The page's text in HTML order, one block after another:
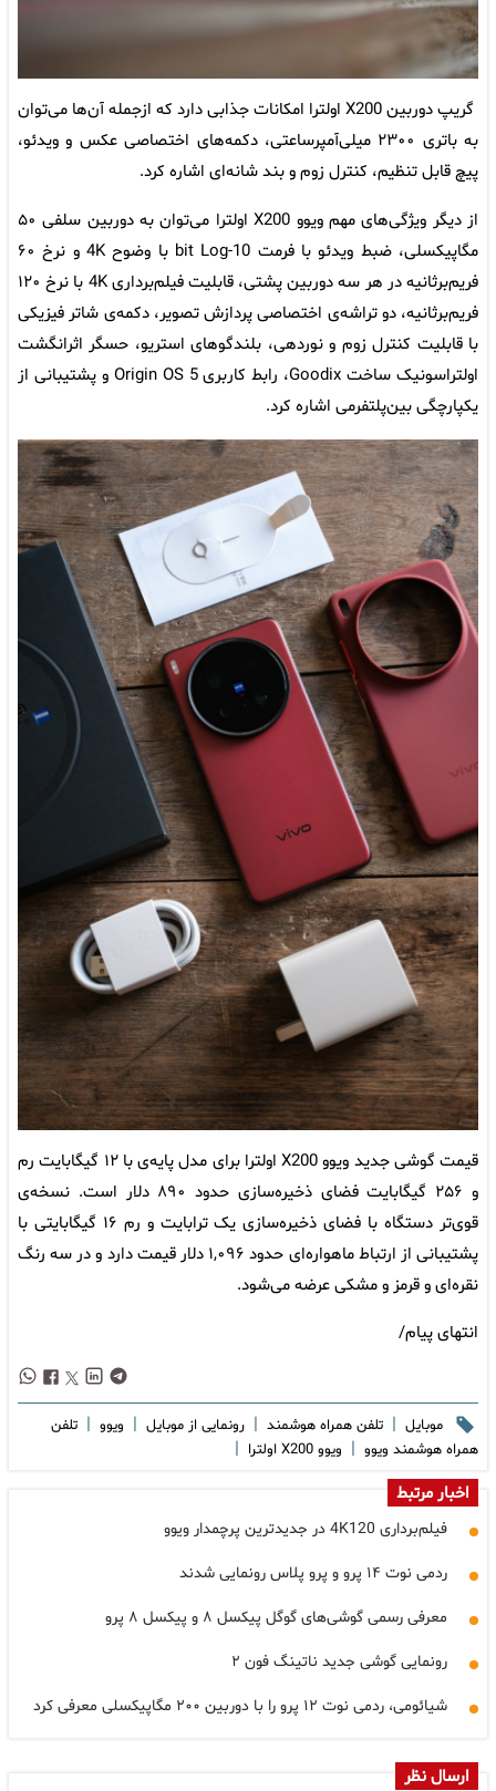
گریپ دوربین X200 اولترا امکانات جذابی دارد که ازجمله آن‌ها می‌توان
به باتری ۲۳۰۰ میلی‌آمپرساعتی، دکمه‌های اختصاصی عکس و ویدئو،
پیچ قابل تنظیم، کنترل زوم و بند شانه‌ای اشاره کرد.
از دیگر ویژگی‌های مهم ویوو X200 اولترا می‌توان به دوربین سلفی ۵۰
مگاپیکسلی، ضبط ویدئو با فرمت 10-bit Log با وضوح 4K و نرخ ۶۰
فریم‌برثانیه در هر سه دوربین پشتی، قابلیت فیلم‌برداری 4K با نرخ ۱۲۰
فریم‌برثانیه، دو تراشه‌ی اختصاصی پردازش تصویر، دکمه‌ی شاتر فیزیکی
با قابلیت کنترل زوم و نوردهی، بلندگوهای استریو، حسگر اثرانگشت
اولتراسونیک ساخت Goodix، رابط کاربری Origin OS 5 و پشتیبانی از
یکپارچگی بین‌پلتفرمی اشاره کرد.
قیمت گوشی جدید ویوو X200 اولترا برای مدل پایه‌ی با ۱۲ گیگابایت رم
و ۲۵۶ گیگابایت فضای ذخیره‌سازی حدود ۸۹۰ دلار است. نسخه‌ی
قوی‌تر دستگاه با فضای ذخیره‌سازی یک ترابایت و رم ۱۶ گیگابایتی با
پشتیبانی از ارتباط ماهواره‌ای حدود ۱,۰۹۶ دلار قیمت دارد و در سه رنگ
نقره‌ای و قرمز و مشکی عرضه می‌شود.
انتهای پیام/
موبایل | تلفن همراه هوشمند | رونمایی از موبایل | ویوو | تلفن
همراه هوشمند ویوو | ویوو X200 اولترا |
اخبار مرتبط
فیلم‌برداری 4K120 در جدیدترین پرچمدار ویوو
ردمی نوت ۱۴ پرو و پرو پلاس رونمایی شدند
معرفی رسمی گوشی‌های گوگل پیکسل ۸ و پیکسل ۸ پرو
رونمایی گوشی جدید ناتینگ فون ۲
شیائومی، ردمی نوت ۱۲ پرو را با دوربین ۲۰۰ مگاپیکسلی معرفی کرد
ارسال نظر